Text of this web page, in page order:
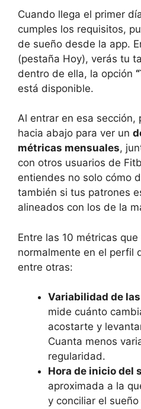
Cuando llega el primer
cumples los requisitos,
de sueño desde la app.
(pestaña Hoy), verás tu
dentro de ella, la opción
está disponible.
Al entrar en esa sección,
hacia abajo para ver un
métricas mensuales,
con otros usuarios de
entiendes no solo cómo
también si tus patrones
alineados con los de la
Entre las 10 métricas
normalmente en el perfil
entre otras:
Variabilidad de
mide cuánto
acostarte y
Cuanta menos
regularidad.
Hora de inicio del
aproximada a la
y conciliar el